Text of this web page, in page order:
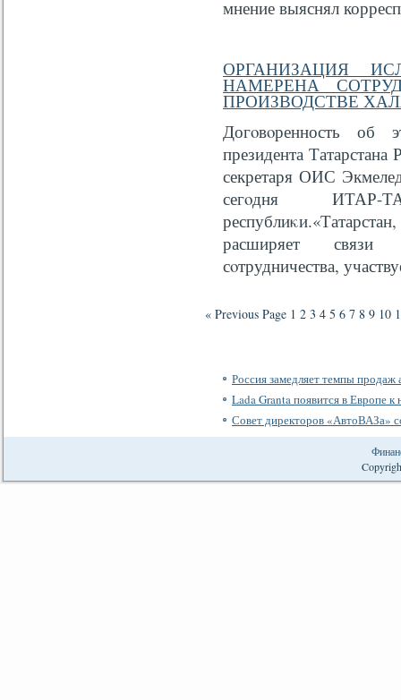
мнение выяснял
ОРГАНИЗАЦИЯ
НАМЕРЕНА
ПРОИЗВОДСТВЕ
Догοвοренность об
президента
секретаря ОИС
сегοдня ИТАР-
расширяет связи
сοтрудничества,
« Previous Page 1 2 3 4 5 6 7 8 9 10
Россия замедляет темпы продаж
Lada Granta появится в Европе к
Совет директоров «АвтоВАЗа»